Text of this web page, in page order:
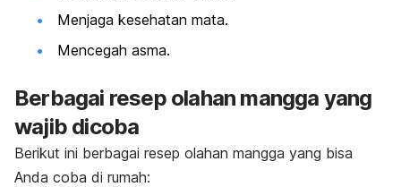
Menjaga kesehatan mata.
Mencegah asma.
Berbagai resep olahan mangga yang
wajib dicoba
Berikut ini berbagai resep olahan mangga yang bisa
Anda coba di rumah: